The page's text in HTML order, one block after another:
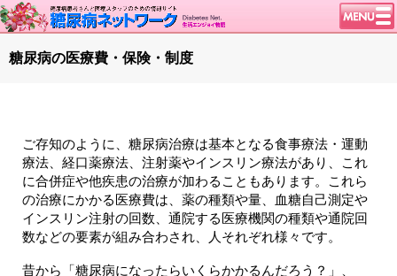
トップページ
談話室BBS
糖尿病のきほん
特集・連載
腎臓の健康道
糖尿病の医療費・保険・制度
ご存知のように、糖尿病治療は基本となる食事療法・運動
療法、経口薬療法、注射薬やインスリン療法があり、これ
に合併症や他疾患の治療が加わることもあります。これら
の治療にかかる医療費は、薬の種類や量、血糖自己測定や
インスリン注射の回数、通院する医療機関の種類や通院回
数などの要素が組み合わされ、人それぞれ様々です。
昔から「糖尿病になったらいくらかかるんだろう？」、